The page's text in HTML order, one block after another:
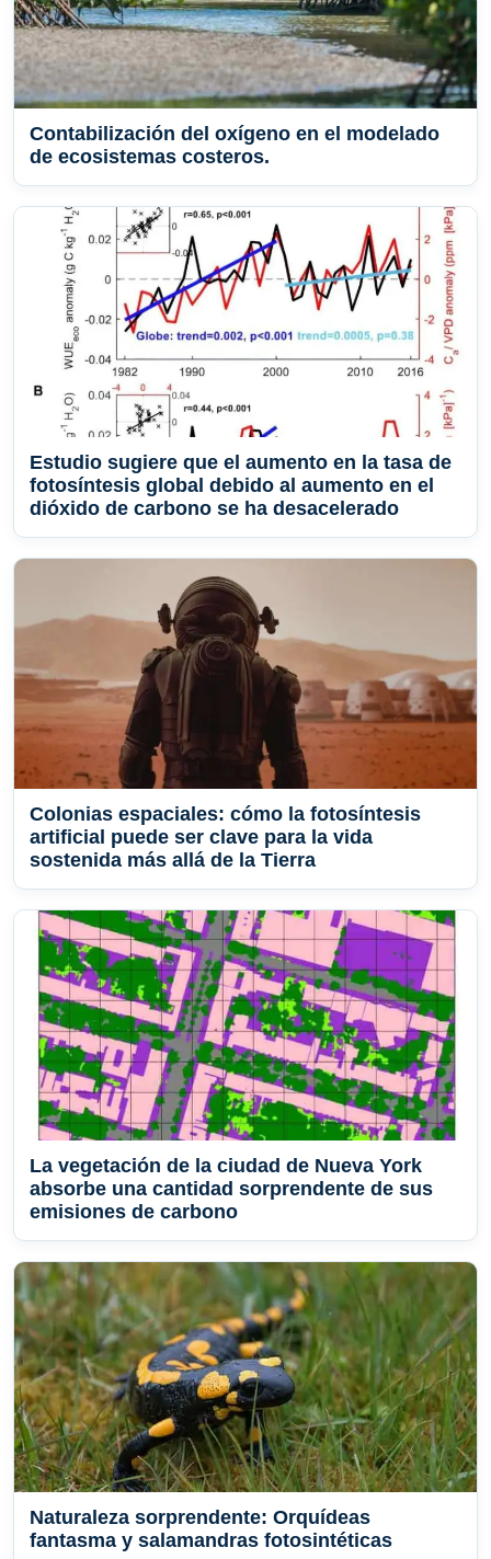
Contabilización del oxígeno en el modelado
de ecosistemas costeros.
Estudio sugiere que el aumento en la tasa de
fotosíntesis global debido al aumento en el
dióxido de carbono se ha desacelerado
Colonias espaciales: cómo la fotosíntesis
artificial puede ser clave para la vida
sostenida más allá de la Tierra
La vegetación de la ciudad de Nueva York
absorbe una cantidad sorprendente de sus
emisiones de carbono
Naturaleza sorprendente: Orquídeas
fantasma y salamandras fotosintéticas